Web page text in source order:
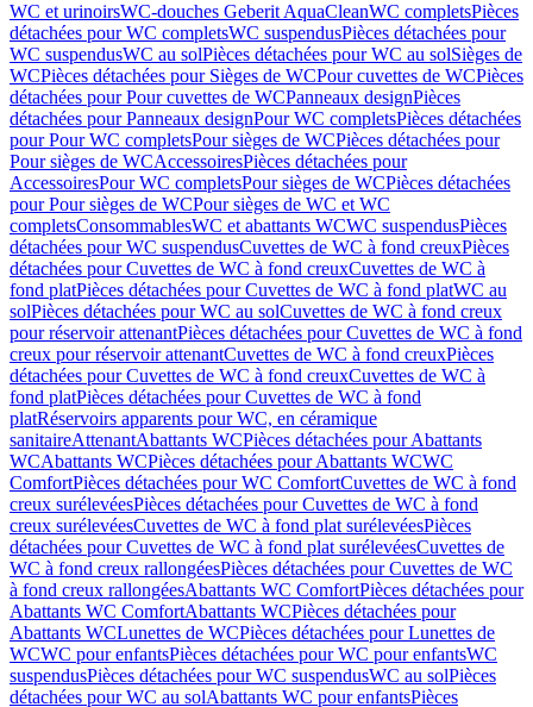
WC et urinoirsWC-douches Geberit AquaCleanWC completsPièces
détachées pour WC completsWC suspendusPièces détachées pour
WC suspendusWC au solPièces détachées pour WC au solSièges de
WCPièces détachées pour Sièges de WCPour cuvettes de WCPièces
détachées pour Pour cuvettes de WCPanneaux designPièces
détachées pour Panneaux designPour WC completsPièces détachées
pour Pour WC completsPour sièges de WCPièces détachées pour
Pour sièges de WCAccessoiresPièces détachées pour
AccessoiresPour WC completsPour sièges de WCPièces détachées
pour Pour sièges de WCPour sièges de WC et WC
completsConsommablesWC et abattants WCWC suspendusPièces
détachées pour WC suspendusCuvettes de WC à fond creuxPièces
détachées pour Cuvettes de WC à fond creuxCuvettes de WC à
fond platPièces détachées pour Cuvettes de WC à fond platWC au
solPièces détachées pour WC au solCuvettes de WC à fond creux
pour réservoir attenantPièces détachées pour Cuvettes de WC à fond
creux pour réservoir attenantCuvettes de WC à fond creuxPièces
détachées pour Cuvettes de WC à fond creuxCuvettes de WC à
fond platPièces détachées pour Cuvettes de WC à fond
platRéservoirs apparents pour WC, en céramique
sanitaireAttenantAbattants WCPièces détachées pour Abattants
WCAbattants WCPièces détachées pour Abattants WCWC
ComfortPièces détachées pour WC ComfortCuvettes de WC à fond
creux surélevéesPièces détachées pour Cuvettes de WC à fond
creux surélevéesCuvettes de WC à fond plat surélevéesPièces
détachées pour Cuvettes de WC à fond plat surélevéesCuvettes de
WC à fond creux rallongéesPièces détachées pour Cuvettes de WC
à fond creux rallongéesAbattants WC ComfortPièces détachées pour
Abattants WC ComfortAbattants WCPièces détachées pour
Abattants WCLunettes de WCPièces détachées pour Lunettes de
WCWC pour enfantsPièces détachées pour WC pour enfantsWC
suspendusPièces détachées pour WC suspendusWC au solPièces
détachées pour WC au solAbattants WC pour enfantsPièces